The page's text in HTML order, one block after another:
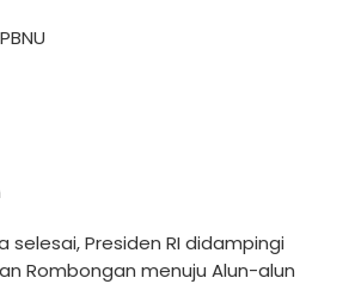
selesai, Presiden RI didampingi
Rombongan menuju Alun-alun